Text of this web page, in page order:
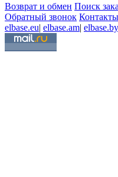
Возврат и обмен Поиск
Обратный звонок Контакты
elbase.eu| elbase.am| elbase.by